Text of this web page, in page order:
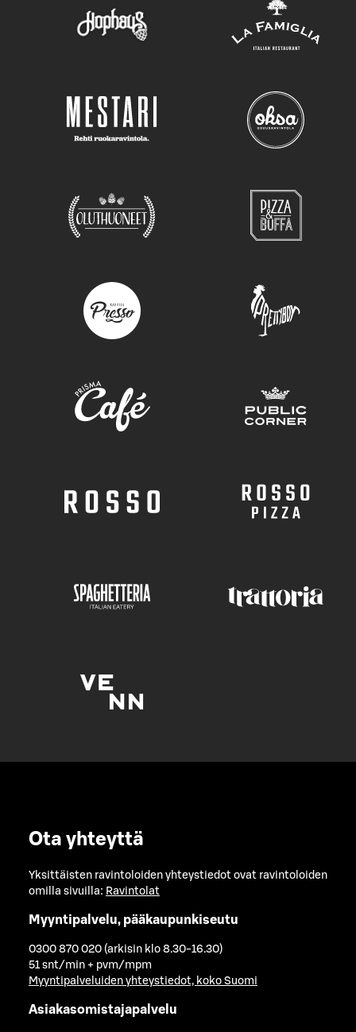
Ota yhteyttä
Yksittäisten ravintoloiden yhteystiedot ovat ravintoloiden
omilla sivuilla: Ravintolat
Myyntipalvelu, pääkaupunkiseutu
0300 870 020 (arkisin klo 8.30-16.30)
51 snt/min + pvm/mpm
Myyntipalveluiden yhteystiedot, koko Suomi
Asiakasomistajapalvelu